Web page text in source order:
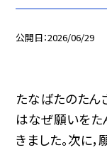
公開日 2026/06/29
たなばたのたん
はなぜ願いをた
きました。次に